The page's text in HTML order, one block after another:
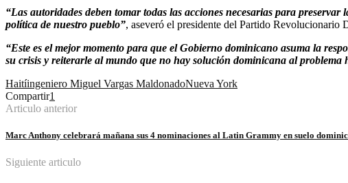
“Las autoridades deben tomar todas las acciones necesarias para
política de nuestro pueblo”, aseveró el presidente del Partido
“Este es el mejor momento para que el Gobierno dominicano asuma la
su crisis y reiterarle al mundo que no hay solución dominicana al problema
Haitíingeniero Miguel Vargas MaldonadoNueva York
Compartir1
Articulo anterior
Marc Anthony celebrará mañana sus 4 nominaciones al Latin Grammy en suelo
Siguiente articulo